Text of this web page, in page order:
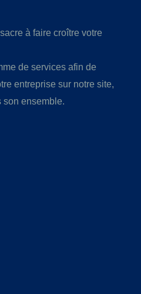
à faire croître votre
de services afin de
entreprise sur notre site,
son ensemble.